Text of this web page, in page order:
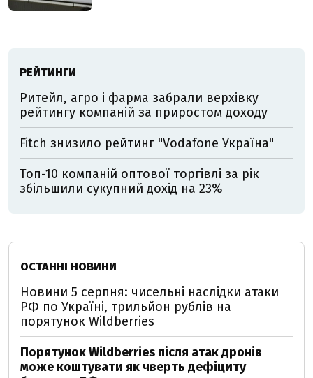
РЕЙТИНГИ
Ритейл, агро і фарма забрали верхівку
рейтингу компаній за приростом доходу
Fitch знизило рейтинг "Vodafone Україна"
Топ-10 компаній оптової торгівлі за рік
збільшили сукупний дохід на 23%
ОСТАННІ НОВИНИ
Новини 5 серпня: чисельні наслідки атаки
РФ по Україні, трильйон рублів на
порятунок Wildberries
Порятунок Wildberries після атак дронів
може коштувати як чверть дефіциту